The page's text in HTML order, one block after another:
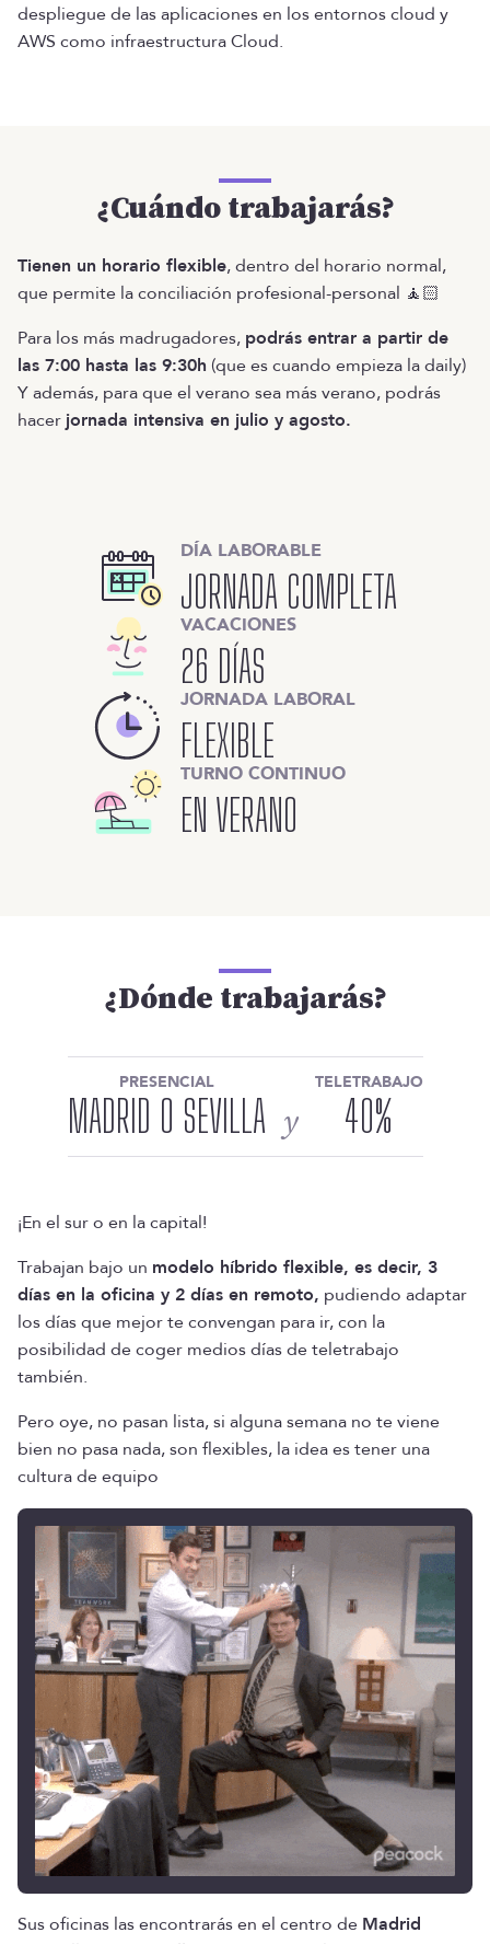
despliegue de las aplicaciones en los entornos cloud y
AWS como infraestructura Cloud.
¿Cuándo trabajarás?
Tienen un horario flexible, dentro del horario normal,
que permite la conciliación profesional-personal 🧘🏻
Para los más madrugadores, podrás entrar a partir de
las 7:00 hasta las 9:30h (que es cuando empieza la daily)
Y además, para que el verano sea más verano, podrás
hacer jornada intensiva en julio y agosto.
DÍA LABORABLE
JORNADA COMPLETA
VACACIONES
26 DÍAS
JORNADA LABORAL
FLEXIBLE
TURNO CONTINUO
EN VERANO
¿Dónde trabajarás?
PRESENCIAL
MADRID O SEVILLA y
TELETRABAJO
40%
¡En el sur o en la capital!
Trabajan bajo un modelo híbrido flexible, es decir, 3
días en la oficina y 2 días en remoto, pudiendo adaptar
los días que mejor te convengan para ir, con la
posibilidad de coger medios días de teletrabajo
también.
Pero oye, no pasan lista, si alguna semana no te viene
bien no pasa nada, son flexibles, la idea es tener una
cultura de equipo
Sus oficinas las encontrarás en el centro de Madrid